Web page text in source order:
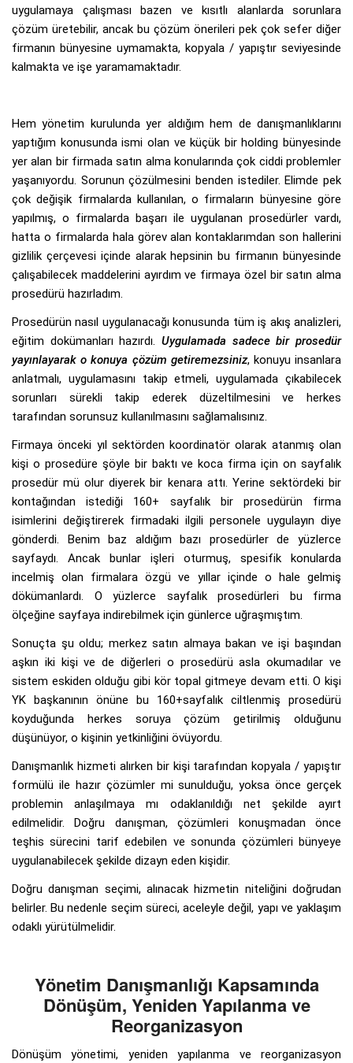
uygulamaya çalışması bazen ve kısıtlı alanlarda sorunlara
çözüm üretebilir, ancak bu çözüm önerileri pek çok sefer diğer
firmanın bünyesine uymamakta, kopyala / yapıştır seviyesinde
kalmakta ve işe yaramamaktadır.
Hem yönetim kurulunda yer aldığım hem de danışmanlıklarını
yaptığım konusunda ismi olan ve küçük bir holding bünyesinde
yer alan bir firmada satın alma konularında çok ciddi problemler
yaşanıyordu. Sorunun çözülmesini benden istediler. Elimde pek
çok değişik firmalarda kullanılan, o firmaların bünyesine göre
yapılmış, o firmalarda başarı ile uygulanan prosedürler vardı,
hatta o firmalarda hala görev alan kontaklarımdan son hallerini
gizlilik çerçevesi içinde alarak hepsinin bu firmanın bünyesinde
çalışabilecek maddelerini ayırdım ve firmaya özel bir satın alma
prosedürü hazırladım.
Prosedürün nasıl uygulanacağı konusunda tüm iş akış analizleri,
eğitim dokümanları hazırdı. Uygulamada sadece bir prosedür
yayınlayarak o konuya çözüm getiremezsiniz, konuyu insanlara
anlatmalı, uygulamasını takip etmeli, uygulamada çıkabilecek
sorunları sürekli takip ederek düzeltilmesini ve herkes
tarafından sorunsuz kullanılmasını sağlamalısınız.
Firmaya önceki yıl sektörden koordinatör olarak atanmış olan
kişi o prosedüre şöyle bir baktı ve koca firma için on sayfalık
prosedür mü olur diyerek bir kenara attı. Yerine sektördeki bir
kontağından istediği 160+ sayfalık bir prosedürün firma
isimlerini değiştirerek firmadaki ilgili personele uygulayın diye
gönderdi. Benim baz aldığım bazı prosedürler de yüzlerce
sayfaydı. Ancak bunlar işleri oturmuş, spesifik konularda
incelmiş olan firmalara özgü ve yıllar içinde o hale gelmiş
dökümanlardı. O yüzlerce sayfalık prosedürleri bu firma
ölçeğine sayfaya indirebilmek için günlerce uğraşmıştım.
Sonuçta şu oldu; merkez satın almaya bakan ve işi başından
aşkın iki kişi ve de diğerleri o prosedürü asla okumadılar ve
sistem eskiden olduğu gibi kör topal gitmeye devam etti. O kişi
YK başkanının önüne bu 160+sayfalık ciltlenmiş prosedürü
koyduğunda herkes soruya çözüm getirilmiş olduğunu
düşünüyor, o kişinin yetkinliğini övüyordu.
Danışmanlık hizmeti alırken bir kişi tarafından kopyala / yapıştır
formülü ile hazır çözümler mi sunulduğu, yoksa önce gerçek
problemin anlaşılmaya mı odaklanıldığı net şekilde ayırt
edilmelidir. Doğru danışman, çözümleri konuşmadan önce
teşhis sürecini tarif edebilen ve sonunda çözümleri bünyeye
uygulanabilecek şekilde dizayn eden kişidir.
Doğru danışman seçimi, alınacak hizmetin niteliğini doğrudan
belirler. Bu nedenle seçim süreci, aceleyle değil, yapı ve yaklaşım
odaklı yürütülmelidir.
Yönetim Danışmanlığı Kapsamında
Dönüşüm, Yeniden Yapılanma ve
Reorganizasyon
Dönüşüm yönetimi, yeniden yapılanma ve reorganizasyon